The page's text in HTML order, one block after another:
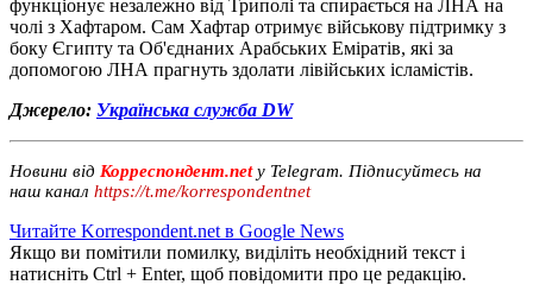
функціонує незалежно від Триполі та спирається на ЛНА на
чолі з Хафтаром. Сам Хафтар отримує військову підтримку з
боку Єгипту та Об'єднаних Арабських Еміратів, які за
допомогою ЛНА прагнуть здолати лівійських ісламістів.
Джерело: Українська служба DW
Новини від Корреспондент.netу Telegram. Підписуйтесь на
наш канал https://t.me/korrespondentnet
Читайте Korrespondent.net в Google News
Якщо ви помітили помилку, виділіть необхідний текст і
натисніть Ctrl + Enter, щоб повідомити про це редакцію.